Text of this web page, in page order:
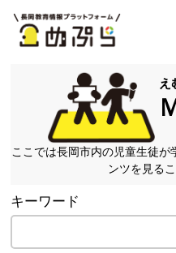
ここでは長岡市内の児童生徒
ンツを 見る
キーワード